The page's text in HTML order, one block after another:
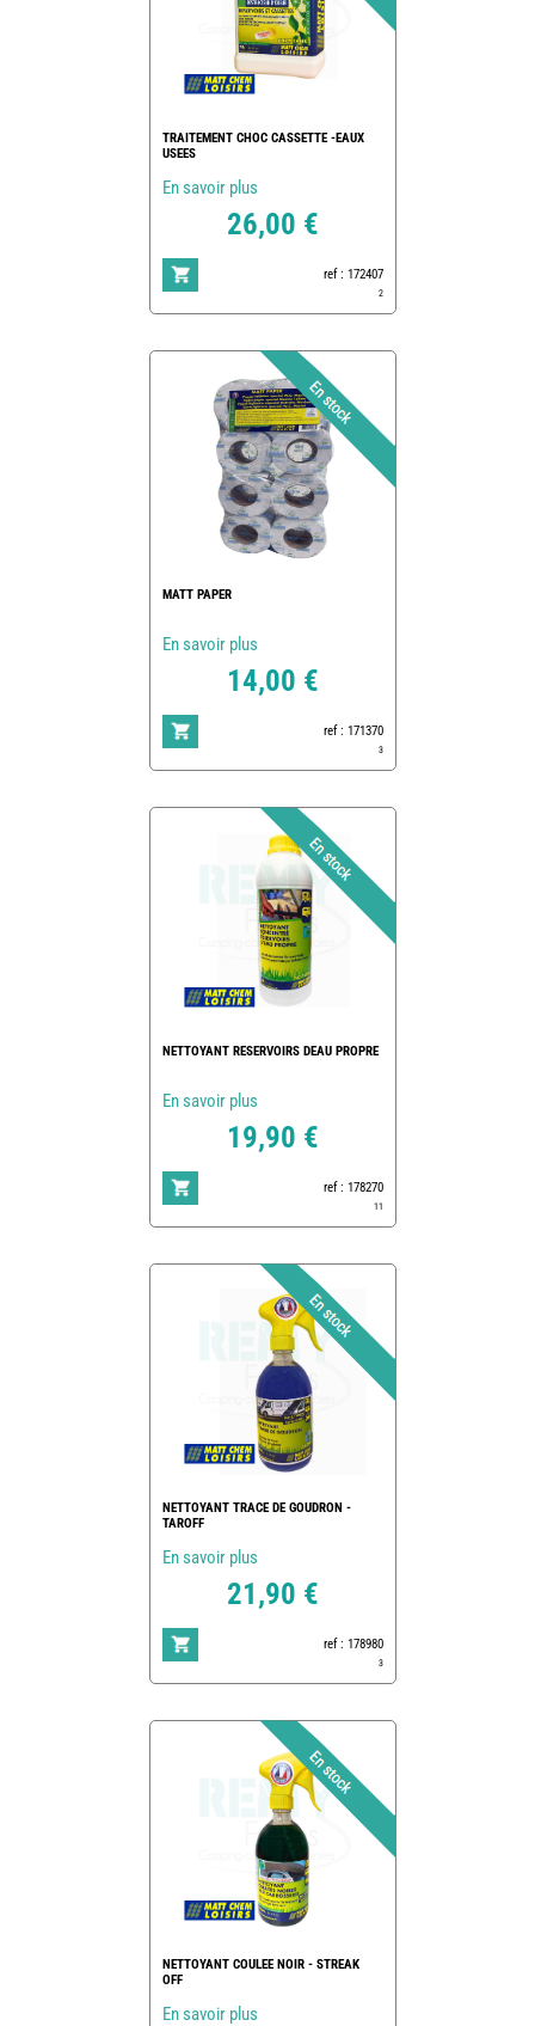
TRAITEMENT CHOC CASSETTE -EAUX
USEES
En savoir plus
26,00 €
ref : 172407
2
MATT PAPER
En savoir plus
14,00 €
ref : 171370
3
NETTOYANT RESERVOIRS DEAU PROPRE
En savoir plus
19,90 €
ref : 178270
11
NETTOYANT TRACE DE GOUDRON -
TAROFF
En savoir plus
21,90 €
ref : 178980
3
NETTOYANT COULEE NOIR - STREAK
OFF
En savoir plus